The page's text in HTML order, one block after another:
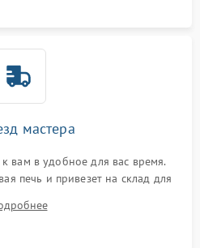
мастера
вам в удобное для вас время.
печь и привезет на склад для